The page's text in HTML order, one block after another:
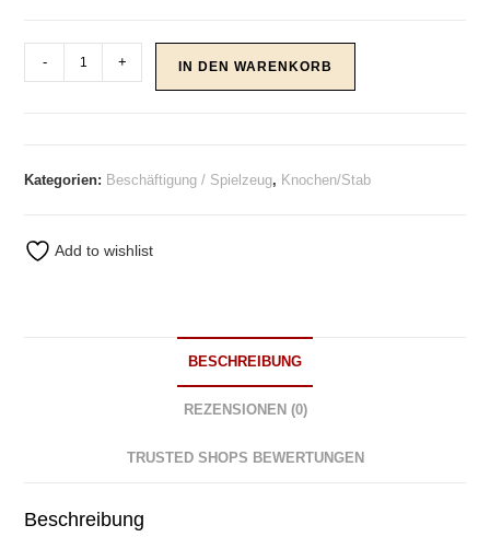
Spielzeug
Gropa
Knoten
- + IN DEN WARENKORB
Kategorien: Beschäftigung / Spielzeug, Knochen/Stab
Add to wishlist
BESCHREIBUNG
REZENSIONEN (0)
TRUSTED SHOPS BEWERTUNGEN
Beschreibung